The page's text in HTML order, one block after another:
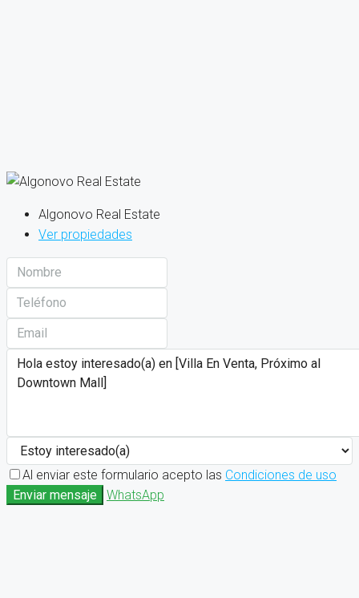
Algonovo Real Estate
Ver propiedades
Al enviar este formulario acepto las Condiciones de uso
Enviar mensaje
WhatsApp